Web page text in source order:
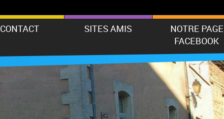
CONTACT SITES AMIS
NOTRE PAGE
FACEBOOK